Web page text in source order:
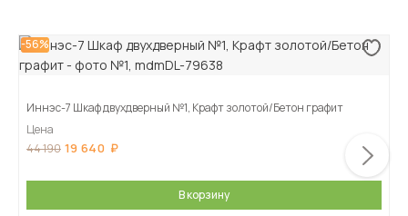
-56%
Иннэс-7 Шкаф двухдверный №1, Крафт золотой/Бетон графит
Цена
44 190 19 640
В корзину